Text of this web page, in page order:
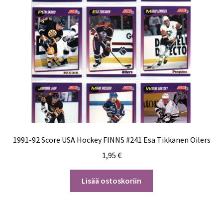
1991-92 Score USA Hockey FINNS #241 Esa Tikkanen Oilers
1,95 €
Lisää ostoskoriin